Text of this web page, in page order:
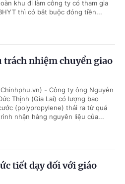
khu đi làm công ty có tham gia
thì có bắt buộc đóng tiền...
trách nhiệm chuyển giao
- Công ty ông Nguyễn
Thịnh (Gia Lai) có lượng bao
(polypropylene) thải ra từ quá
nhận hàng nguyên liệu của...
tiết dạy đối với giáo